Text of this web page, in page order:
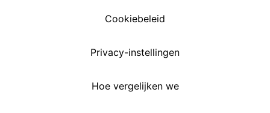
Cookiebeleid
Privacy-instellingen
Hoe vergelijken we